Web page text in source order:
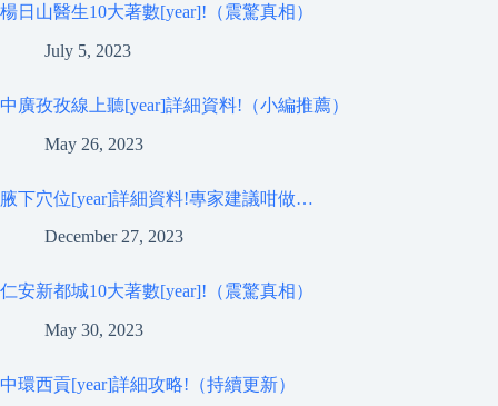
楊日山醫生10大著數[year]!（震驚真相）
July 5, 2023
中廣孜孜線上聽[year]詳細資料!（小編推薦）
May 26, 2023
腋下穴位[year]詳細資料!專家建議咁做…
December 27, 2023
仁安新都城10大著數[year]!（震驚真相）
May 30, 2023
中環西貢[year]詳細攻略!（持續更新）